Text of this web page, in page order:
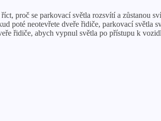
proč se parkovací světla rozsvítí a zůstanou
poté neotevřete dveře řidiče, parkovací světla
řidiče, abych vypnul světla po přístupu k